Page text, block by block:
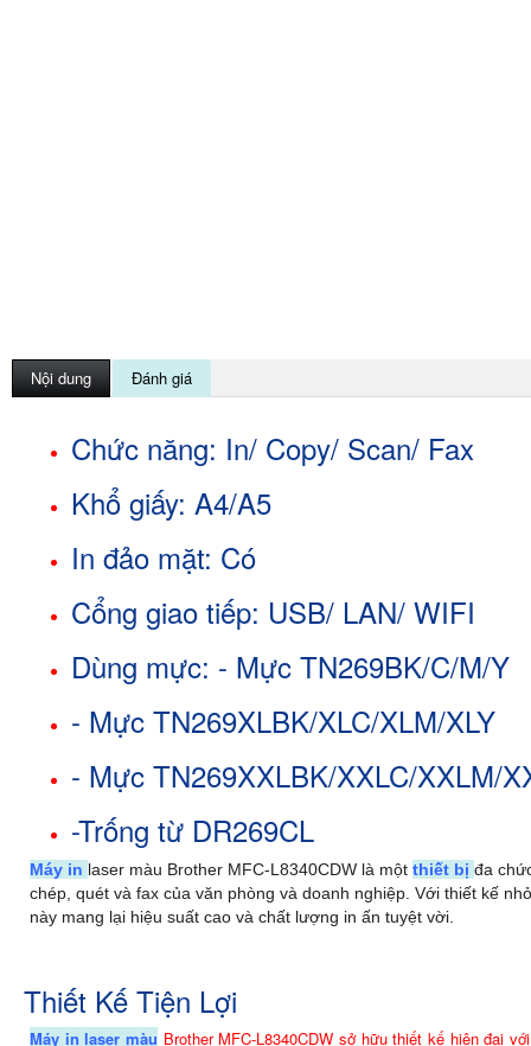
Nội dung Đánh giá
Chức năng: In/ Copy/ Scan/ Fax
Khổ giấy: A4/A5
In đảo mặt: Có
Cổng giao tiếp: USB/ LAN/ WIFI
Dùng mực: - Mực TN269BK/C/M/Y
- Mực TN269XLBK/XLC/XLM/XLY
- Mực TN269XXLBK/XXLC/XXLM/
-Trống từ DR269CL
Máy in laser màu Brother MFC-L8340CDW là một thiết bị đa
chép, quét và fax của văn phòng và doanh nghiệp. Với thiết kế
này mang lại hiệu suất cao và chất lượng in ấn tuyệt vời.
Thiết Kế Tiện Lợi
Máy in laser màu Brother MFC-L8340CDW sở hữu thiết kế hiện đại